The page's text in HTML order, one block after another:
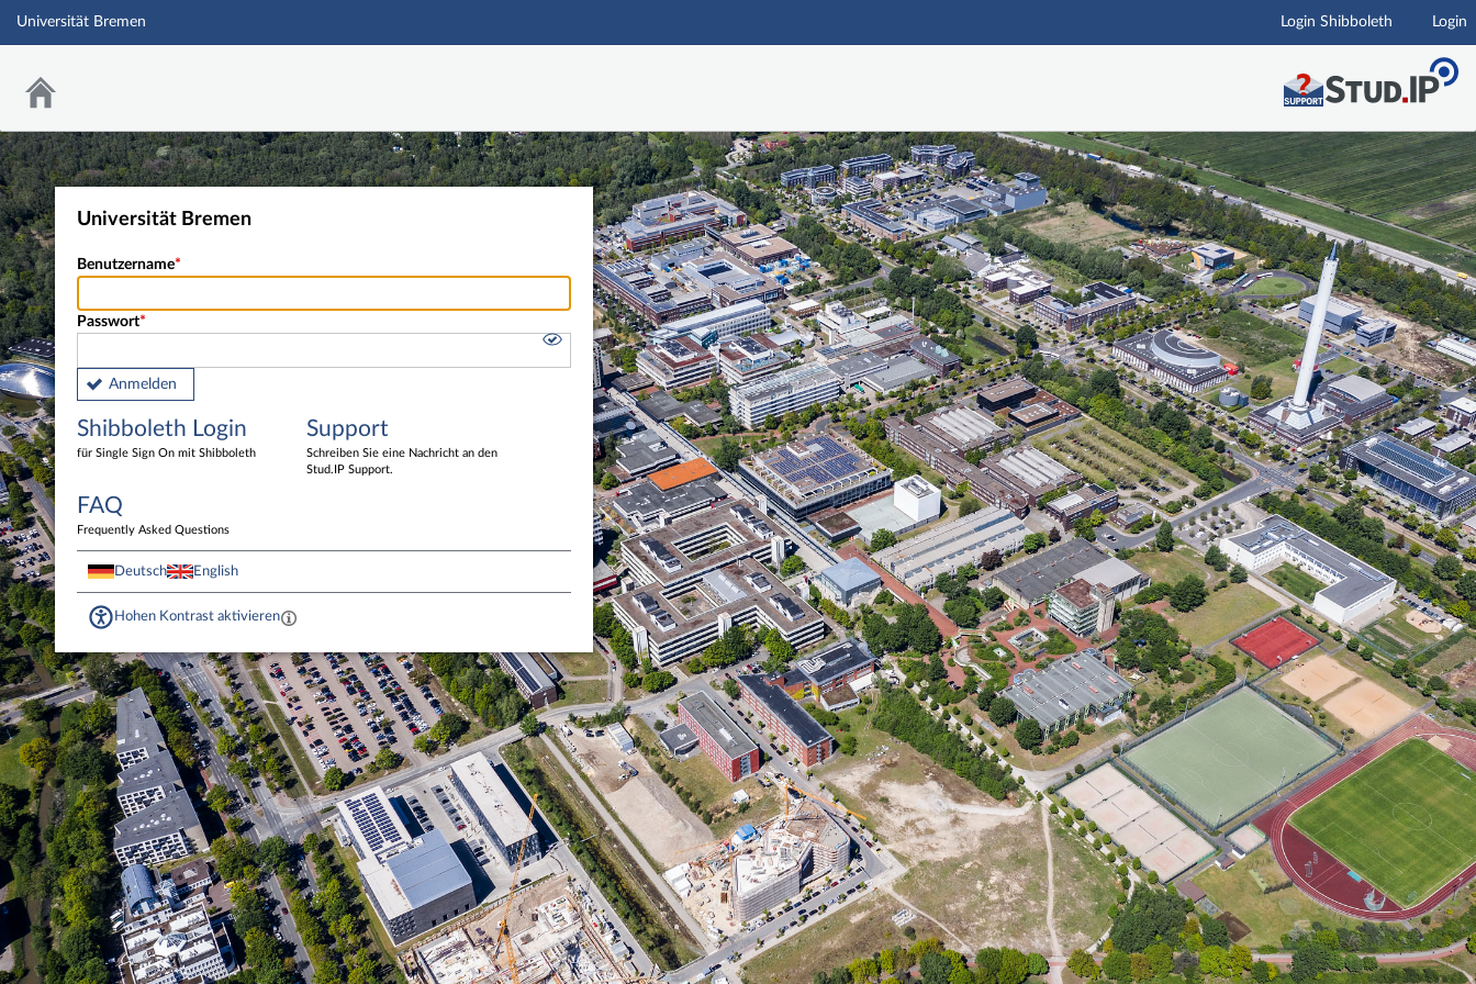
Hauptnavigation
Universität Bremen Login Shibboleth Login
Universität Bremen
Benutzername
Passwort
Anmelden
Shibboleth Login
für Single Sign On mit Shibboleth
Support
Schreiben Sie eine Nachricht an den
Stud.IP Support.
FAQ
Frequently Asked Questions
Deutsch English
Hohen Kontrast aktivieren